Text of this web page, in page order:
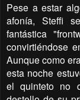
Pese a estar
afonía, Steffi
fantástica
convirtiéndose
Aunque como
esta noche
el quinteto no